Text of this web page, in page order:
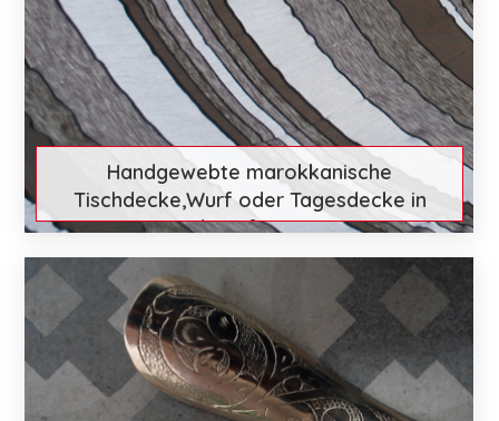
Handgewebte marokkanische
Tischdecke,Wurf oder Tagesdecke in
gedämpfte Töne
€ 84 Mehr entdecken